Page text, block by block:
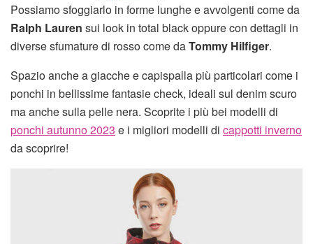
Possiamo sfoggiarlo in forme lunghe e avvolgenti come da
Ralph Lauren sui look in total black oppure con dettagli in
diverse sfumature di rosso come daTommy Hilfiger.
Spazio anche a giacche e capispalla più particolari come i
ponchi in bellissime fantasie check, ideali sul denim scuro
ma anche sulla pelle nera. Scoprite i più bei modelli di
ponchi autunno 2023 e i migliori modelli di cappotti inverno
da scoprire!